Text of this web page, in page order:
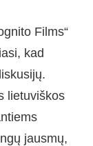
Films“
kad
lietuviškos
jausmų,